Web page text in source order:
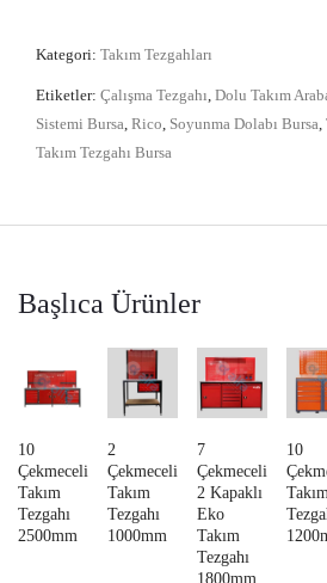
Kategori: Takım Tezgahları
Etiketler: Çalışma Tezgahı, Dolu Takım
Sistemi Bursa, Rico, Soyunma Dolabı Bursa,
Takım Tezgahı Bursa
Başlıca Ürünler
10
Çekmeceli
Takım
Tezgahı
2500mm
2
Çekmeceli
Takım
Tezgahı
1000mm
7
Çekmeceli
2 Kapaklı
Eko
Takım
Tezgahı
1800mm
10